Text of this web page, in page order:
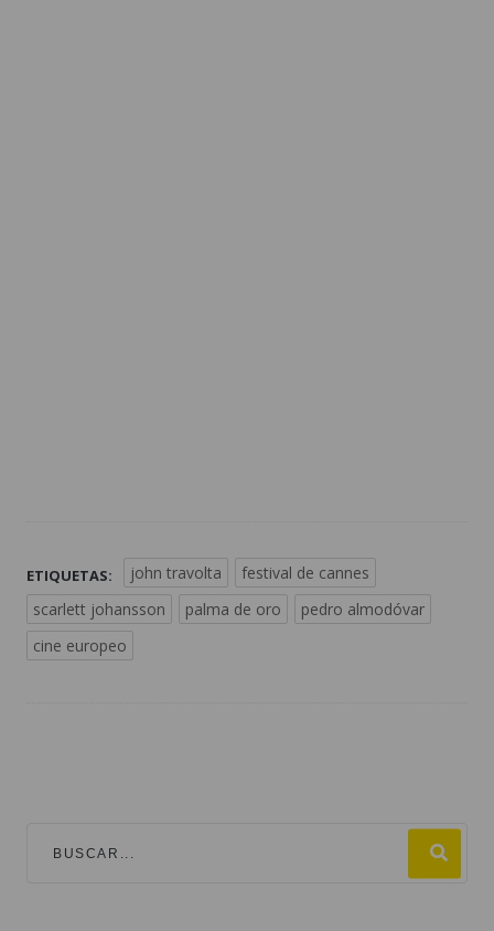
ETIQUETAS: john travolta
festival de cannes
scarlett johansson
palma de oro
pedro almodóvar
cine europeo